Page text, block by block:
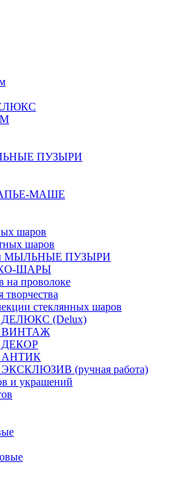
ПУЗЫРИ
МАШЕ
шаров
шаров
МЫЛЬНЫЕ ПУЗЫРИ
ШАРЫ
на проволоке
стеклянных шаров
ДЕЛЮКС (Delux)
ВИНТАЖ
ДЕКОР
АНТИК
ЭКСКЛЮЗИВ (ручная работа)
и украшений